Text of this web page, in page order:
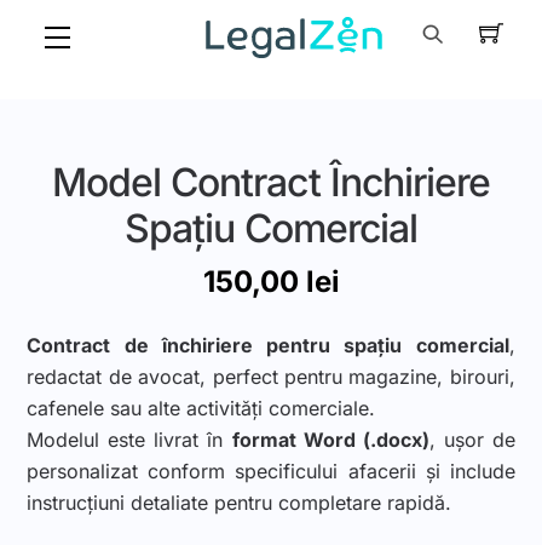
Menu
Model Contract Închiriere
Spațiu Comercial
150,00 lei
Contract de închiriere pentru spațiu comercial,
redactat de avocat, perfect pentru magazine, birouri,
cafenele sau alte activități comerciale.
Modelul este livrat în format Word (.docx), ușor de
personalizat conform specificului afacerii și include
instrucțiuni detaliate pentru completare rapidă.